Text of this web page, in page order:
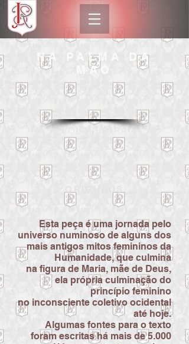
NA PALMA DA
MÃO
Esta peça é uma jornada pelo
universo numinoso de alguns dos
mais antigos mitos femininos da
Humanidade, que culmina
na figura de Maria, mãe de Deus,
ela própria culminação do
princípio feminino
no inconsciente coletivo ocidental
até hoje.
Algumas fontes para o texto
foram escritas há mais de 5.000